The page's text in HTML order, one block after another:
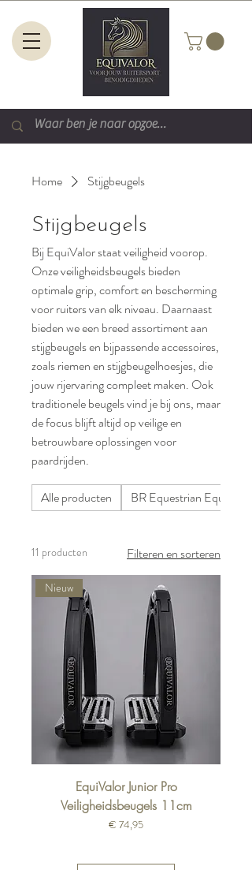
Home Stijgbeugels
Stijgbeugels
Bij EquiValor staat veiligheid voorop.
Onze veiligheidsbeugels bieden
optimale grip, comfort en bescherming
voor ruiters van elk niveau. Daarnaast
bieden we een breed assortiment aan
stijgbeugels en bijpassende accessoires,
zoals riemen en stijgbeugelhoesjes, die
jouw rijervaring compleet maken. Ook
traditionele beugels vind je bij ons, maar
de focus blijft altijd op veilige en
betrouwbare oplossingen voor
paardrijden.
Alle producten BR Equestrian Equipment
11 producten Filteren en sorteren
Nieuw
EquiValor Junior Pro
Veiligheidsbeugels 11cm
Prijs
€ 74,95